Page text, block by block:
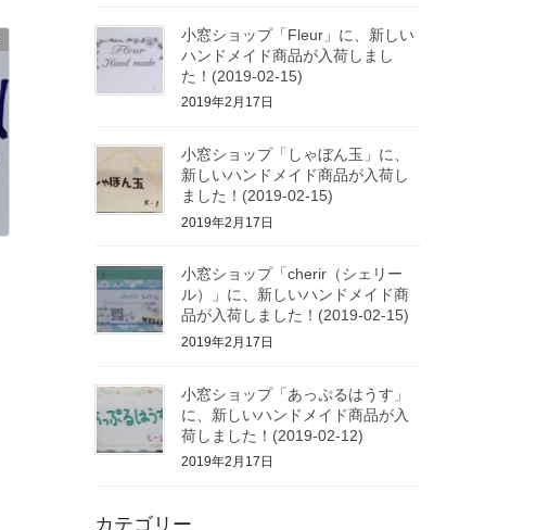
小窓ショップ「Fleur」に、新しい
ハンドメイド商品が入荷しまし
た！(2019-02-15)
2019年2月17日
小窓ショップ「しゃぼん玉」に、
新しいハンドメイド商品が入荷し
ました！(2019-02-15)
2019年2月17日
小窓ショップ「cherir（シェリー
ル）」に、新しいハンドメイド商
品が入荷しました！(2019-02-15)
2019年2月17日
小窓ショップ「あっぷるはうす」
に、新しいハンドメイド商品が入
荷しました！(2019-02-12)
2019年2月17日
カテゴリー